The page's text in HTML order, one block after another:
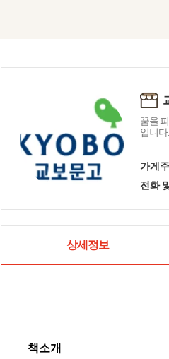
꿈을
입니다.
가게
전화
상세정보
책소개